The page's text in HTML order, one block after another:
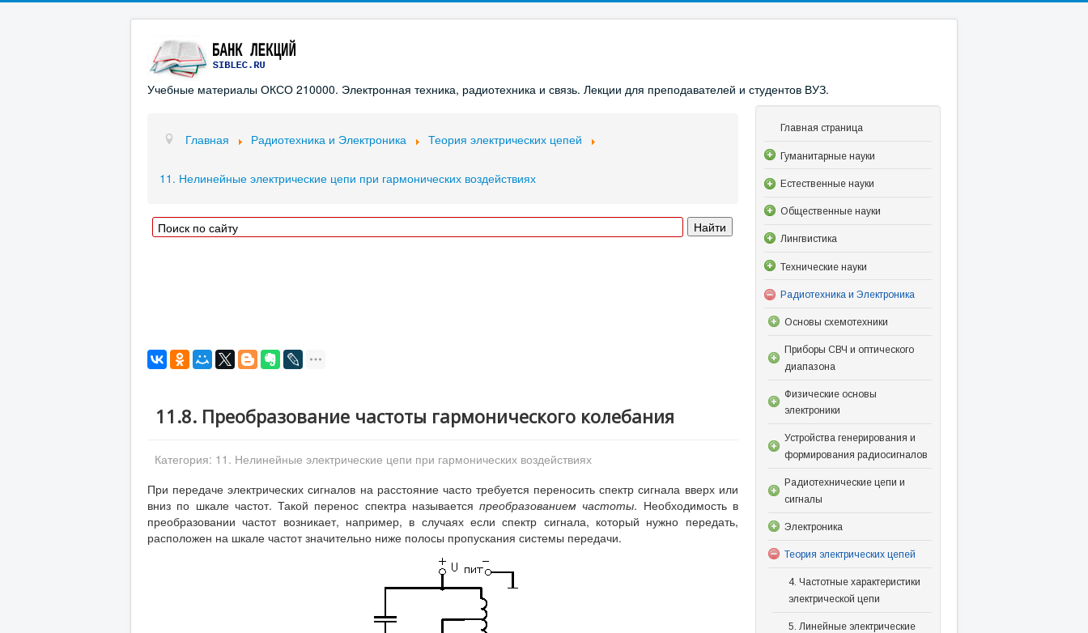
Учебные материалы ОКСО 210000. Электронная техника, радиотехника и связь. Лекции для преподавателей и студентов ВУЗ.
Главная Радиотехника и Электроника Теория электрических цепей
11. Нелинейные электрические цепи при гармонических воздействиях
11.8. Преобразование частоты гармонического колебания
Категория: 11. Нелинейные электрические цепи при гармонических воздействиях
При передаче электрических сигналов на расстояние часто требуется переносить спектр сигнала вверх или
вниз по шкале частот. Такой перенос спектра называетсяпреобразованием частоты. Необходимость в
преобразовании частот возникает, например, в случаях если спектр сигнала, который нужно передать,
расположен на шкале частот значительно ниже полосы пропускания системы передачи.
Главная страница
Гуманитарные науки
Естественные науки
Общественные науки
Лингвистика
Технические науки
Радиотехника и Электроника
Основы схемотехники
Приборы СВЧ и оптического
диапазона
Физические основы
электроники
Устройства генерирования и
формирования радиосигналов
Радиотехнические цепи и
сигналы
Электроника
Теория электрических цепей
4. Частотные характеристики
электрической цепи
5. Линейные электрические